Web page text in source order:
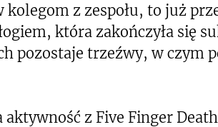
z zespołu, to już
która zakończyła się
pozostaje trzeźwy, w czym
aktywność z Five Finger